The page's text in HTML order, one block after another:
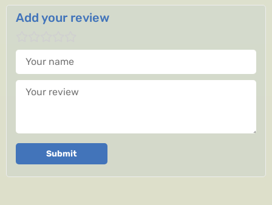
Add your review
Your name
Your review
Submit